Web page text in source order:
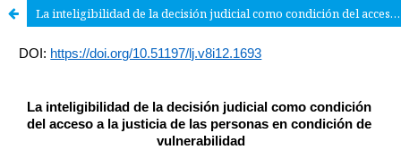
La inteligibilidad de la decisión judicial como condición del acceso a la justicia de las personas en condición de vulnerabilidad